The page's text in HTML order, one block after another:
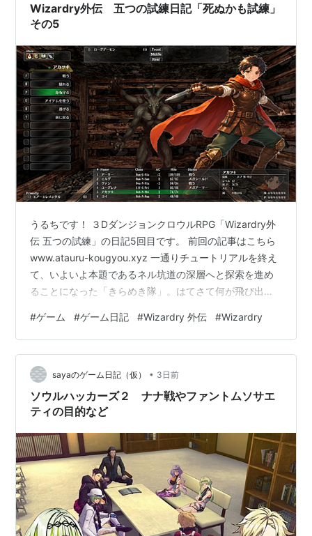
Wizardry外伝 五つの試練日記「死ぬかも試練」
その5
うるちです！ ３DダンジョンクロウルRPG「Wizardry外
伝 五つの試練」の日記5回目です。 前回の記事はこちら
www.atauru-kougyou.xyz 一通りチュートリアルを終え
て、いよいよ本題であるネル坑道の深層へと探索を進め
ることになった「きらめき隊」。はてさて何が飛び出す
坑道の深層探索を始めます。まずは前回ボス戦後にもら
った「青羽の鍵」を使って、ずっと開かなかったこの扉
を解錠するよ またわれ：アイテムで道を開いてしまえ
ば、わざわざくねくねしたダンジョンの奥深くまで行っ
たり来たりしないで済むのはありがたいね。さて、行っ
てみま…
#ゲーム #ゲーム日記 #Wizardry 外伝 #Wizardry
sayaのゲーム日記（仮） • 3日前
ソウルハッカーズ２ ナナ戦やファントムソサエ
ティの目的など